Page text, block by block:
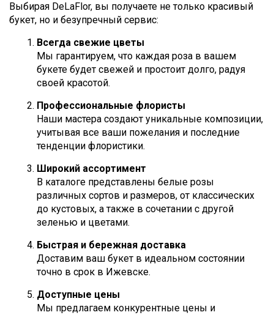
Выбирая DeLaFlor, вы получаете не только красивый
букет, но и безупречный сервис:
Всегда свежие цветы
Мы гарантируем, что каждая роза в вашем
букете будет свежей и простоит долго, радуя
своей красотой.
Профессиональные флористы
Наши мастера создают уникальные композиции,
учитывая все ваши пожелания и последние
тенденции флористики.
Широкий ассортимент
В каталоге представлены белые розы
различных сортов и размеров, от классических
до кустовых, а также в сочетании с другой
зеленью и цветами.
Быстрая и бережная доставка
Доставим ваш букет в идеальном состоянии
точно в срок в Ижевске.
Доступные цены
Мы предлагаем конкурентные цены и